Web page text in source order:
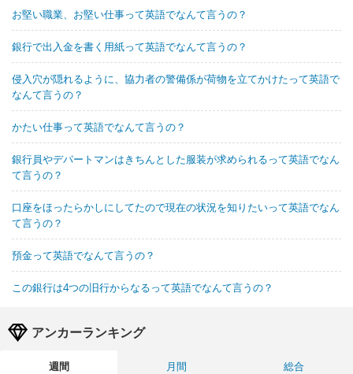
お堅い職業、お堅い仕事って英語でなんて言うの？
銀行で出入金を書く用紙って英語でなんて言うの？
侵入穴が隠れるように、協力者の警備係が荷物を立てかけたって英語で
なんて言うの？
かたい仕事って英語でなんて言うの？
銀行員やデパートマンはきちんとした服装が求められるって英語でなん
て言うの？
口座をほったらかしにしてたので現在の状況を知りたいって英語でなん
て言うの？
預金って英語でなんて言うの？
この銀行は4つの旧行からなるって英語でなんて言うの？
アンカーランキング
週間 月間
総合